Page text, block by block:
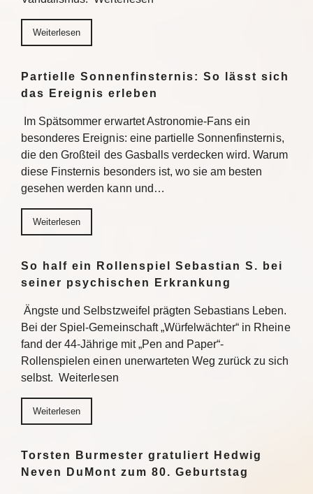
Weiterlesen
Partielle Sonnenfinsternis: So lässt sich
das Ereignis erleben
Im Spätsommer erwartet Astronomie-Fans ein
besonderes Ereignis: eine partielle Sonnenfinsternis,
die den Großteil des Gasballs verdecken wird. Warum
diese Finsternis besonders ist, wo sie am besten
gesehen werden kann und…
Weiterlesen
So half ein Rollenspiel Sebastian S. bei
seiner psychischen Erkrankung
Ängste und Selbstzweifel prägten Sebastians Leben.
Bei der Spiel-Gemeinschaft „Würfelwächter“ in Rheine
fand der 44-Jährige mit „Pen and Paper“-
Rollenspielen einen unerwarteten Weg zurück zu sich
selbst. Weiterlesen
Weiterlesen
Torsten Burmester gratuliert Hedwig
Neven DuMont zum 80. Geburtstag